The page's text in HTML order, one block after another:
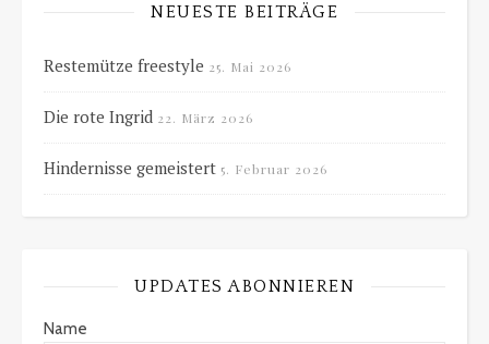
NEUESTE BEITRÄGE
Restemütze freestyle 25. Mai 2026
Die rote Ingrid 22. März 2026
Hindernisse gemeistert 5. Februar 2026
UPDATES ABONNIEREN
Name